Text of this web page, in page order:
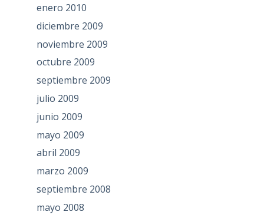
enero 2010
diciembre 2009
noviembre 2009
octubre 2009
septiembre 2009
julio 2009
junio 2009
mayo 2009
abril 2009
marzo 2009
septiembre 2008
mayo 2008